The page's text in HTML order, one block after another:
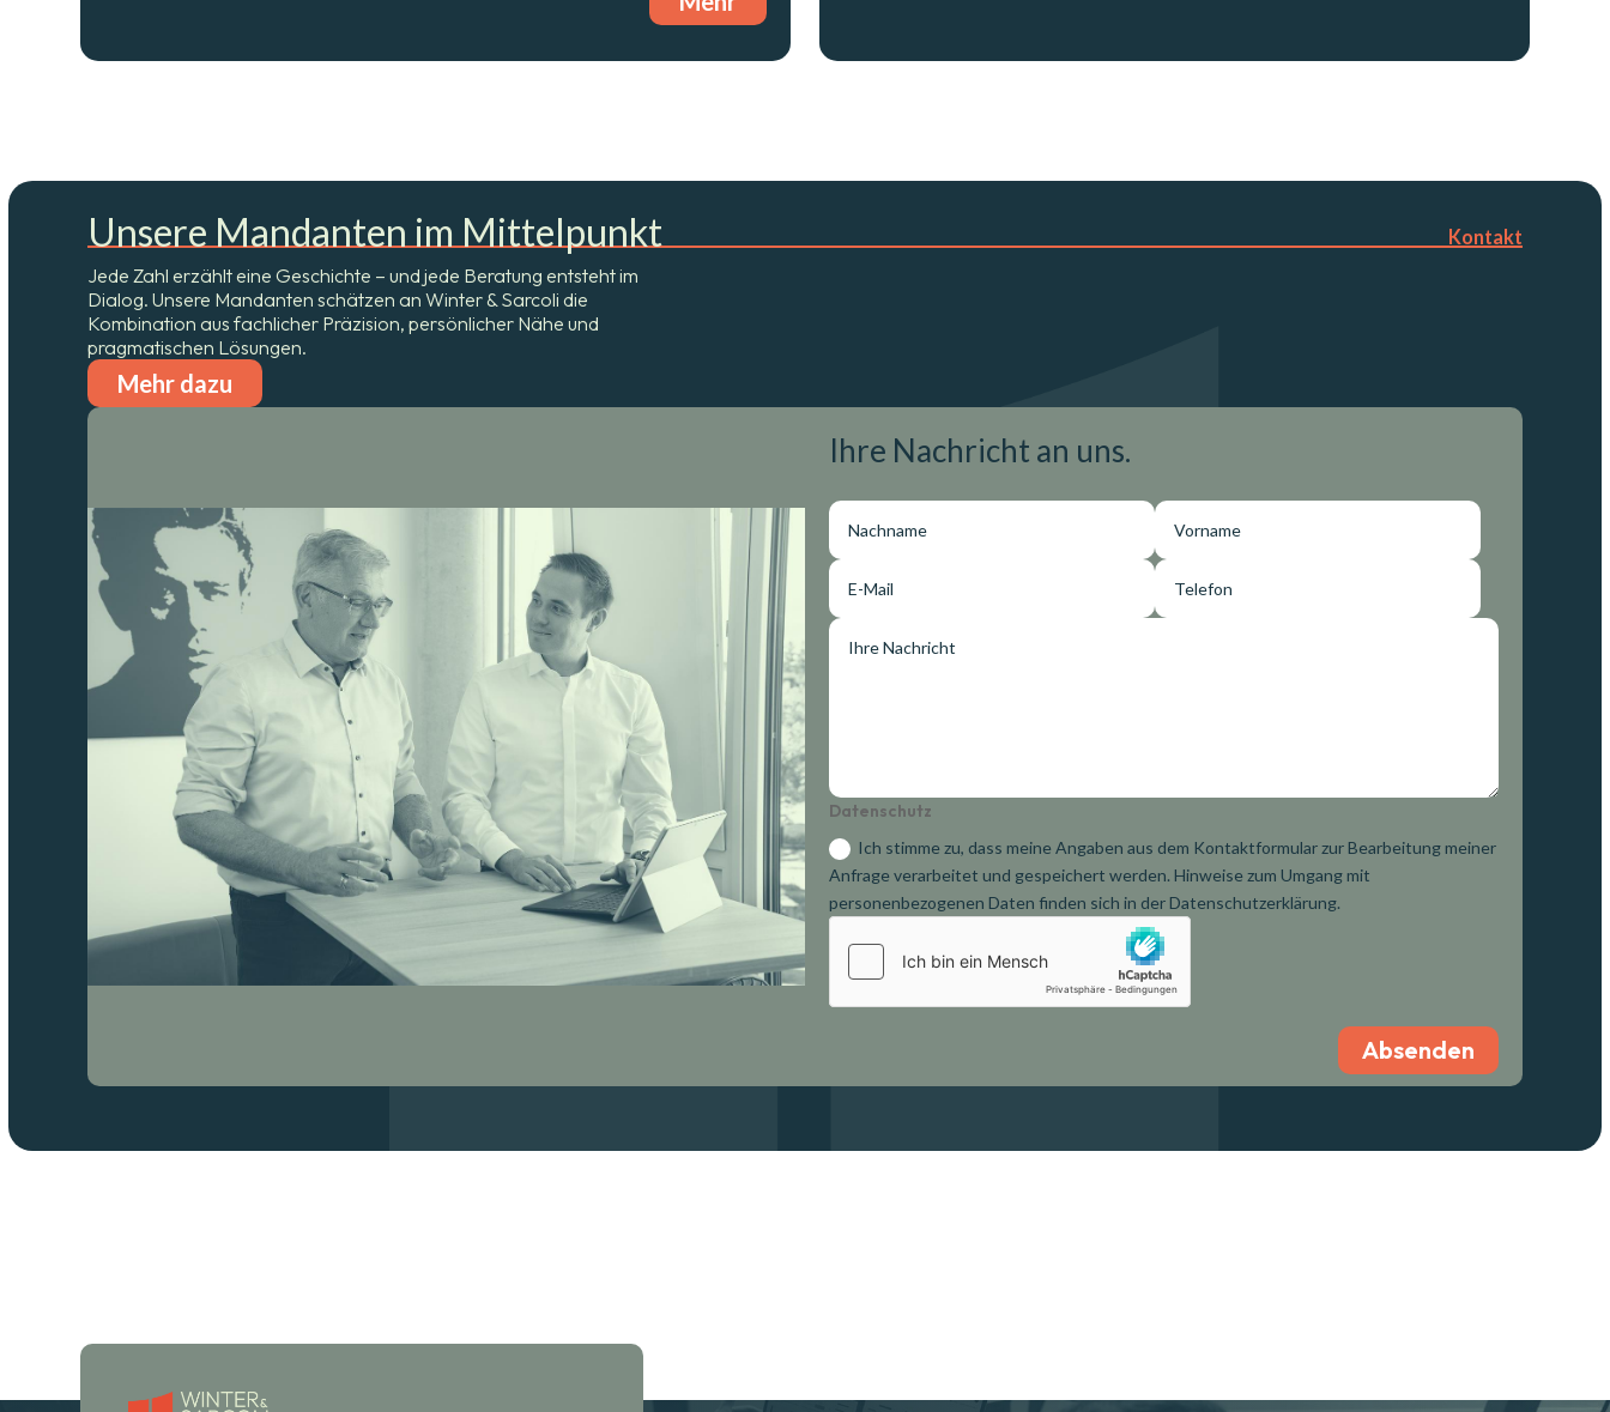
Kontakt
Unsere Mandanten im Mittelpunkt
Jede Zahl erzählt eine Geschichte – und jede Beratung entsteht im
Dialog. Unsere Mandanten schätzen an Winter & Sarcoli die
Kombination aus fachlicher Präzision, persönlicher Nähe und
pragmatischen Lösungen.
Mehr dazu
Ihre Nachricht an uns.
Datenschutz
Ich stimme zu, dass meine Angaben aus dem Kontaktformular zur Bearbeitung meiner
Anfrage verarbeitet und gespeichert werden. Hinweise zum Umgang mit
personenbezogenen Daten finden sich in der Datenschutzerklärung.
Absenden